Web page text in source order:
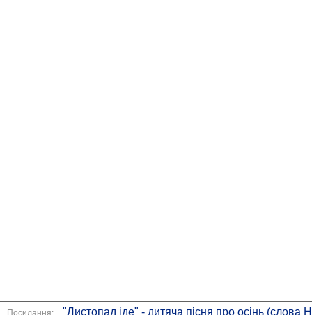
Посилання: "Листопад іде" - дитяча пісня про осінь (слова